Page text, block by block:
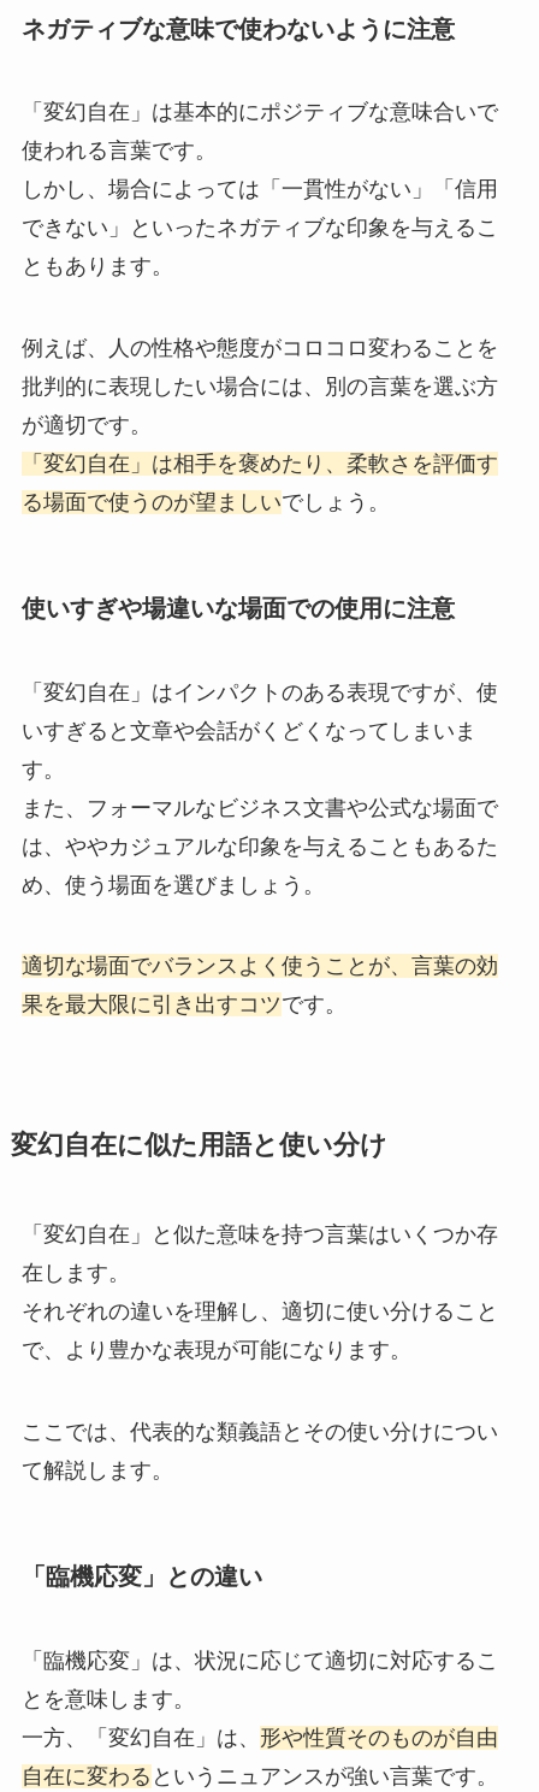
ネガティブな意味で使わないように注意
「変幻自在」は基本的にポジティブな意味合いで
使われる言葉です。
しかし、場合によっては「一貫性がない」「信用
できない」といったネガティブな印象を与えるこ
ともあります。
例えば、人の性格や態度がコロコロ変わることを
批判的に表現したい場合には、別の言葉を選ぶ方
が適切です。
「変幻自在」は相手を褒めたり、柔軟さを評価す
る場面で使うのが望ましいでしょう。
使いすぎや場違いな場面での使用に注意
「変幻自在」はインパクトのある表現ですが、使
いすぎると文章や会話がくどくなってしまいま
す。
また、フォーマルなビジネス文書や公式な場面で
は、ややカジュアルな印象を与えることもあるた
め、使う場面を選びましょう。
適切な場面でバランスよく使うことが、言葉の効
果を最大限に引き出すコツです。
変幻自在に似た用語と使い分け
「変幻自在」と似た意味を持つ言葉はいくつか存
在します。
それぞれの違いを理解し、適切に使い分けること
で、より豊かな表現が可能になります。
ここでは、代表的な類義語とその使い分けについ
て解説します。
「臨機応変」との違い
「臨機応変」は、状況に応じて適切に対応するこ
とを意味します。
一方、「変幻自在」は、 形や性質そのものが自由
自在に変わる というニュアンスが強い言葉です。